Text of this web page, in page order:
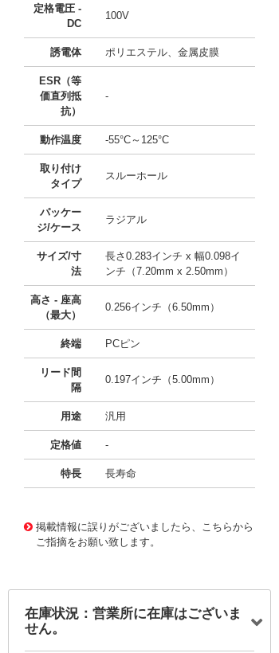
定格電圧 -
DC
100V
誘電体 ポリエステル、金属皮膜
ESR（等
価直列抵
抗）
-
動作温度 -55°C～125°C
取り付け
タイプ
スルーホール
パッケー
ジ/ケース
ラジアル
サイズ/寸
法
長さ0.283インチ x 幅0.098イ
ンチ（7.20mm x 2.50mm）
高さ - 座高
（最大）
0.256インチ（6.50mm）
終端 PCピン
リード間
隔
0.197インチ（5.00mm）
用途 汎用
定格値 -
特長 長寿命
掲載情報に誤りがございましたら、こちらから
ご指摘をお願い致します。
在庫状況：営業所に在庫はございま
せん。